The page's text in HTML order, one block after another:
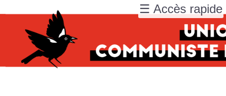
☰ Accès rapide